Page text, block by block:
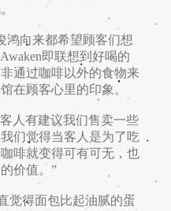
向来都希望顾客们想
Awaken即联想到好喝的
通过咖啡以外的食物来
在顾客心里的印象。
人有建议我们售卖一些
们觉得当客人是为了吃
啡就变得可有可无，也
价值。”
觉得面包比起油腻的蛋